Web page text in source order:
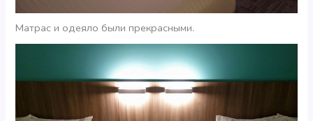
Матрас и одеяло были прекрасными.